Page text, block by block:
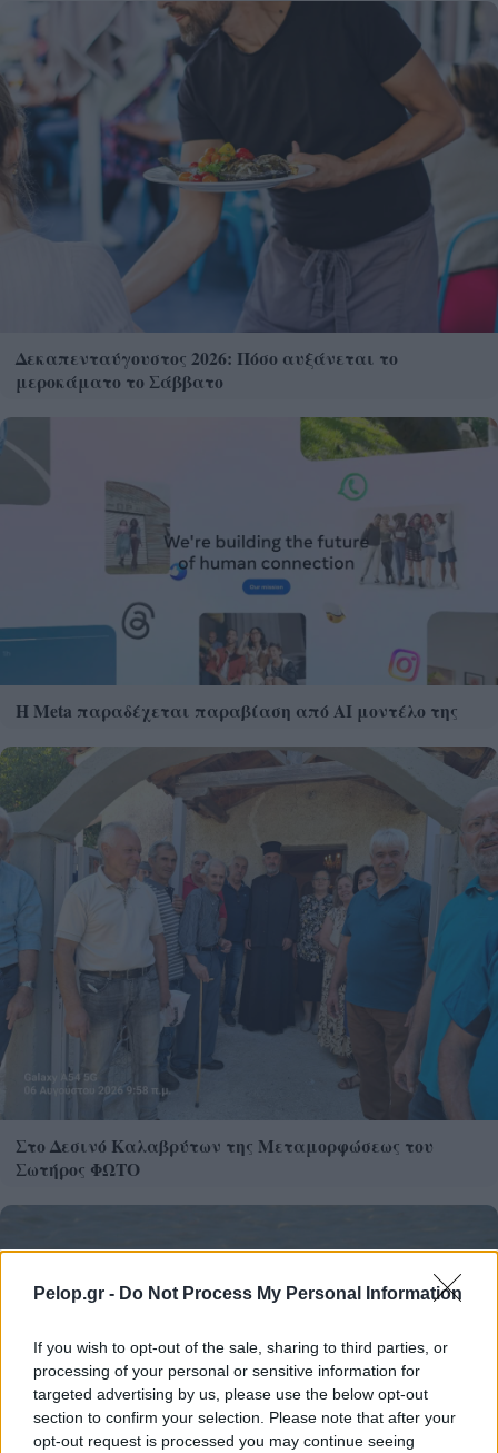
Pelop.gr - Do Not Process My Personal Information
If you wish to opt-out of the sale, sharing to third parties, or
processing of your personal or sensitive information for
targeted advertising by us, please use the below opt-out
section to confirm your selection. Please note that after your
opt-out request is processed you may continue seeing
Δεκαπενταύγουστος 2026: Πόσο αυξάνεται το
μεροκάματο το Σάββατο
Η Meta παραδέχεται παραβίαση από AI μοντέλο της
Στο Δεσινό Καλαβρύτων της Μεταμορφώσεως του
Σωτήρος ΦΩΤΟ